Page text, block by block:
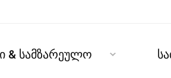
& სამზარეულო